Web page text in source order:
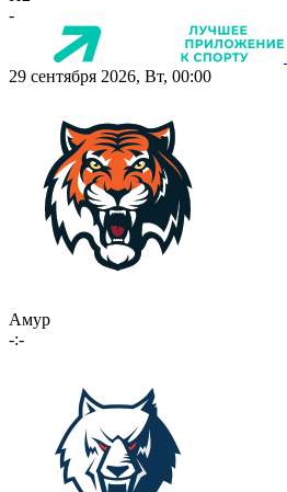
-
29 сентября 2026, Вт, 00:00
Амур
-:-